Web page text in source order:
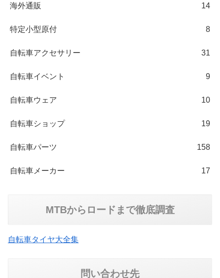
海外通販 14
特定小型原付 8
自転車アクセサリー 31
自転車イベント 9
自転車ウェア 10
自転車ショップ 19
自転車パーツ 158
自転車メーカー 17
MTBからロードまで徹底調査
自転車タイヤ大全集
問い合わせ先